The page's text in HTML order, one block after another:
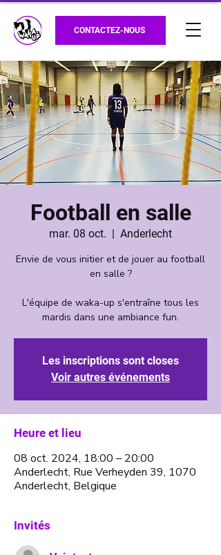
CONTACTEZ-NOUS
Football en salle
mar. 08 oct.
  |
Anderlecht
Envie de vous initier et de jouer au football
en salle ?
L'équipe de waka-up s'entraîne tous les
Les inscriptions sont closes
Voir autres événements
Heure et lieu
08 oct. 2024, 18:00 – 20:00
Anderlecht, Rue Verheyden 39, 1070
Anderlecht, Belgique
Invités